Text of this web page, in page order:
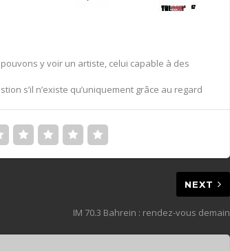
y voir un artiste, celui capable à des
s’il n’existe qu’uniquement grâce au regard
NEXT
IM 70.3 Bahrein : rendez-vous demain